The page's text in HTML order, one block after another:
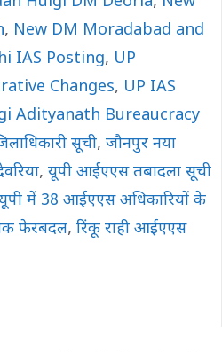
, New DM Moradabad and
IAS Posting, UP
Changes, UP IAS
Adityanath Bureaucracy
सूची, जौनपुर नया
, यूपी आईएएस तबादला सूची
में 38 आईएएस अधिकारियों के
फेरबदल, रिंकू राही आईएएस